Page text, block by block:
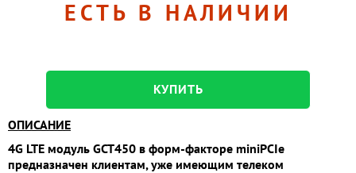
ЕСТЬ В НАЛИЧИИ
КУПИТЬ
ОПИСАНИЕ
4G LTE модуль GCT450 в форм-факторе miniPCIe
предназначен клиентам, уже имеющим телеком